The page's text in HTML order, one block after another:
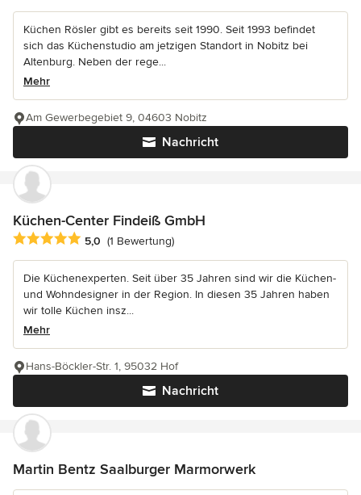
Küchen Rösler gibt es bereits seit 1990. Seit 1993 befindet
sich das Küchenstudio am jetzigen Standort in Nobitz bei
Altenburg. Neben der rege...
Mehr
Nachricht
Am Gewerbegebiet 9, 04603 Nobitz
Küchen-Center Findeiß GmbH
Durchschnittliche Bewertung: 5 von 5 Sternen
5,0 (1 Bewertung)
Die Küchenexperten. Seit über 35 Jahren sind wir die Küchen-
und Wohndesigner in der Region. In diesen 35 Jahren haben
wir tolle Küchen insz...
Mehr
Nachricht
Hans-Böckler-Str. 1, 95032 Hof
Martin Bentz Saalburger Marmorwerk